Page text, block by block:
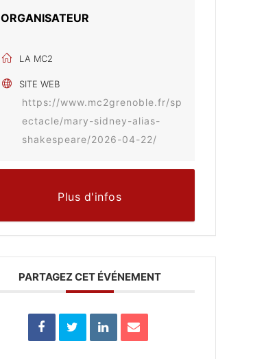
ORGANISATEUR
LA MC2
SITE WEB
https://www.mc2grenoble.fr/sp
ectacle/mary-sidney-alias-
shakespeare/2026-04-22/
Plus d'infos
PARTAGEZ CET ÉVÉNEMENT